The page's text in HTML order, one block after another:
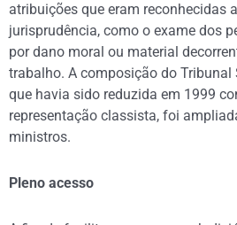
atribuições que eram reconhecidas
jurisprudência, como o exame dos
por dano moral ou material
trabalho. A composição do Tribunal
que havia sido reduzida em 1999
representação classista, foi
ministros.
Pleno acesso